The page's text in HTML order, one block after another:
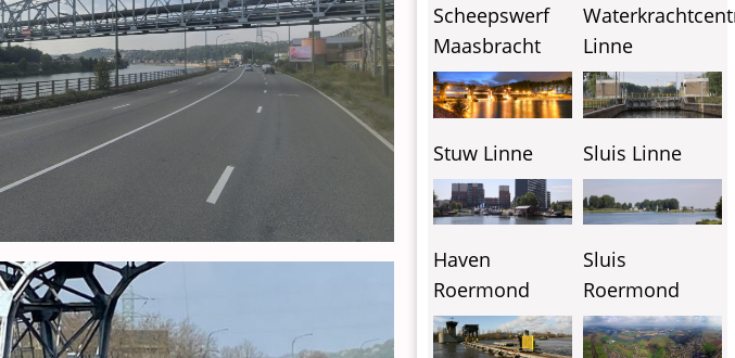
Scheepswerf
Maasbracht
Linne
Stuw Linne Sluis Linne
Haven
Roermond
Sluis
Roermond